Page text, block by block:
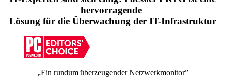
hervorragende
Lösung für die Überwachung der IT-Infrastruktur
„Ein rundum überzeugender Netzwerkmonitor”